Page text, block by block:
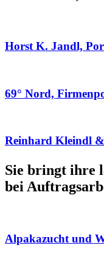
Horst K. Jandl,
69° Nord,
Reinhard Kleindl
Sie bringt ihre
bei
Alpakazucht und